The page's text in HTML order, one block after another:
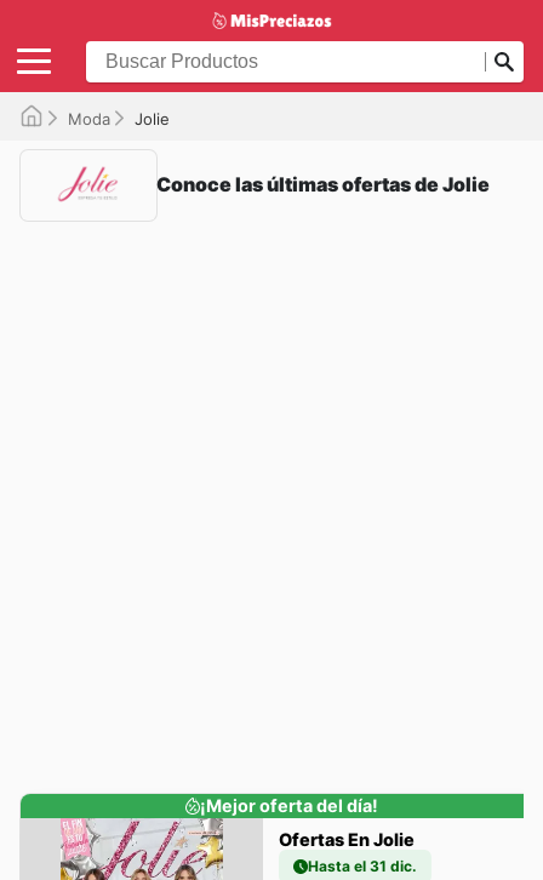
Moda Jolie
Conoce las últimas ofertas de Jolie
¡Mejor oferta del día!
Ofertas En Jolie
Hasta el 31 dic.